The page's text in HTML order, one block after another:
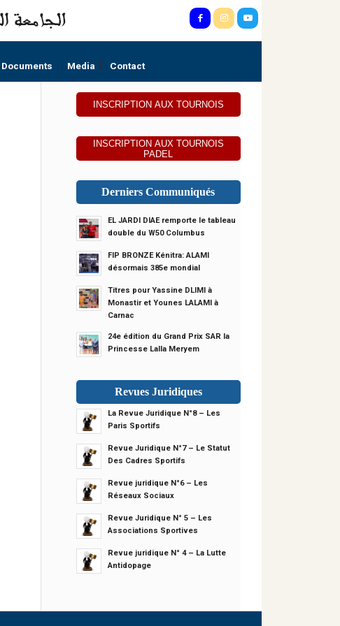
Documents Media Contact
INSCRIPTION AUX TOURNOIS
INSCRIPTION AUX TOURNOIS
PADEL
Derniers Communiqués
EL JARDI DIAE remporte le tableau
double du W50 Columbus
FIP BRONZE Kénitra: ALAMI
désormais 385e mondial
Titres pour Yassine DLIMI à
Monastir et Younes LALAMI à
Carnac
24e édition du Grand Prix SAR la
Princesse Lalla Meryem
Revues Juridiques
La Revue Juridique N°8 – Les
Paris Sportifs
Revue Juridique N°7 – Le Statut
Des Cadres Sportifs
Revue juridique N°6 – Les
Réseaux Sociaux
Revue Juridique N° 5 – Les
Associations Sportives
Revue juridique N° 4 – La Lutte
Antidopage